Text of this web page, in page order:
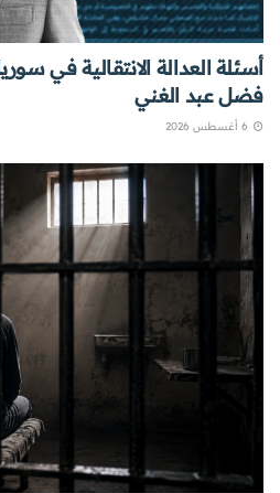
أسئلة العدالة الانتقالية في
فضل عبد الغني